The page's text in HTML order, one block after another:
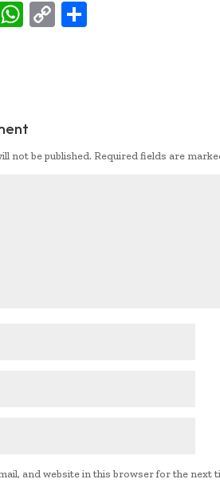
W
A
p
p
C
k
not be published. Required fields are
and website in this browser for the next